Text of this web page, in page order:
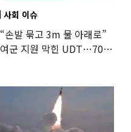
사회 이슈
“손발 묶고 3m 물 아래로”
여군 지원 막힌 UDT…707